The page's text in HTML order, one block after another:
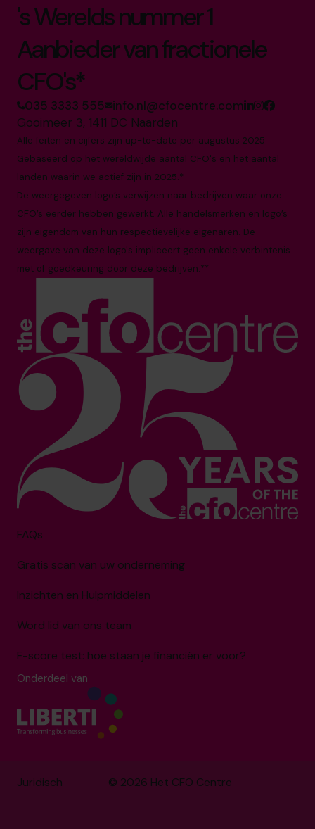
's Werelds nummer 1
Aanbieder van fractionele
CFO's*
035 3333 555 info.nl@cfocentre.com
Gooimeer 3, 1411 DC Naarden
Alle feiten en cijfers zijn up-to-date per augustus 2025
Gebaseerd op het wereldwijde aantal CFO's en het aantal
landen waarin we actief zijn in 2025.*
De weergegeven logo’s verwijzen naar bedrijven waar onze
CFO’s eerder hebben gewerkt. Alle handelsmerken en logo’s
zijn eigendom van hun respectievelijke eigenaren. De
weergave van deze logo's impliceert geen enkele verbintenis
met of goedkeuring door deze bedrijven.**
FAQs
Gratis scan van uw onderneming
Inzichten en Hulpmiddelen
Word lid van ons team
F-score test: hoe staan je financiën er voor?
Onderdeel van
© 2026 Het CFO Centre
Juridisch